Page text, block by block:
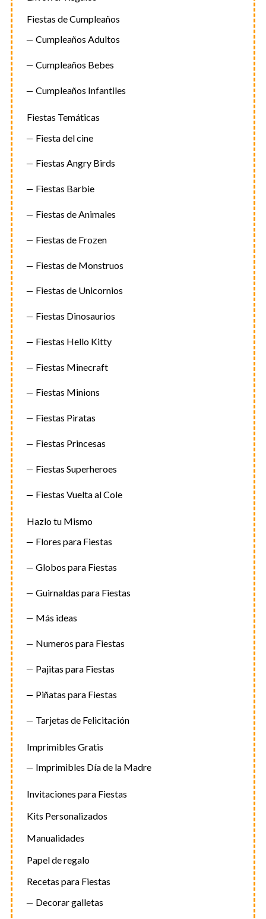
Fiestas de Cumpleaños
Cumpleaños Adultos
Cumpleaños Bebes
Cumpleaños Infantiles
Fiestas Temáticas
Fiesta del cine
Fiestas Angry Birds
Fiestas Barbie
Fiestas de Animales
Fiestas de Frozen
Fiestas de Monstruos
Fiestas de Unicornios
Fiestas Dinosaurios
Fiestas Hello Kitty
Fiestas Minecraft
Fiestas Minions
Fiestas Piratas
Fiestas Princesas
Fiestas Superheroes
Fiestas Vuelta al Cole
Hazlo tu Mismo
Flores para Fiestas
Globos para Fiestas
Guirnaldas para Fiestas
Más ideas
Numeros para Fiestas
Pajitas para Fiestas
Piñatas para Fiestas
Tarjetas de Felicitación
Imprimibles Gratis
Imprimibles Día de la Madre
Invitaciones para Fiestas
Kits Personalizados
Manualidades
Papel de regalo
Recetas para Fiestas
Decorar galletas